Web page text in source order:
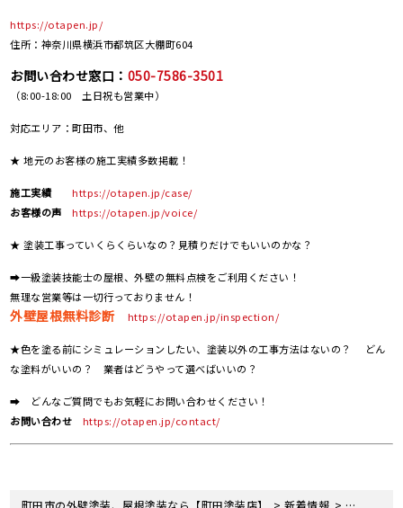
https://otapen.jp/
住所：神奈川県横浜市都筑区大棚町604
お問い合わせ窓口： 050-7586-3501
（8:00-18:00 土日祝も営業中）
対応エリア：町田市、他
★ 地元のお客様の施工実績多数掲載！
施工実績
https://otapen.jp/case/
お客様の声
https://otapen.jp/voice/
★ 塗装工事っていくらくらいなの？見積りだけでもいいのかな？
➡一級塗装技能士の屋根、外壁の無料点検をご利用ください！
無理な営業等は一切行っておりません！
外壁屋根無料診断 https://otapen.jp/inspection/
★色を塗る前にシミュレーションしたい、塗装以外の工事方法はないの？ どん
な塗料がいいの？ 業者はどうやって選べばいいの？
➡ どんなご質問でもお気軽にお問い合わせください！
お問い合わせ
https://otapen.jp/contact/